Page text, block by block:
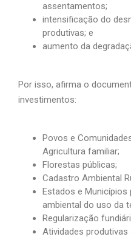
assentamentos;
intensificação do
produtivas; e
aumento da
Por isso, afirma o
investimentos:
Povos e
Agricultura familiar;
Florestas públicas;
Cadastro Ambiental
Estados e Municípios
ambiental do uso da
Regularização
Atividades produtivas